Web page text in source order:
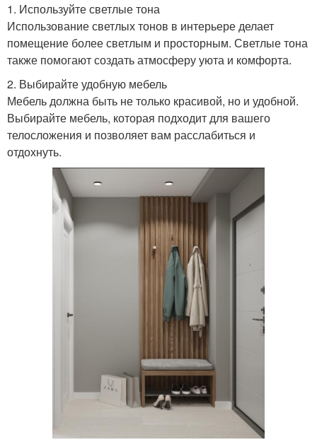
1. Используйте светлые тона
Использование светлых тонов в интерьере делает
помещение более светлым и просторным. Светлые тона
также помогают создать атмосферу уюта и комфорта.
2. Выбирайте удобную мебель
Мебель должна быть не только красивой, но и удобной.
Выбирайте мебель, которая подходит для вашего
телосложения и позволяет вам расслабиться и
отдохнуть.